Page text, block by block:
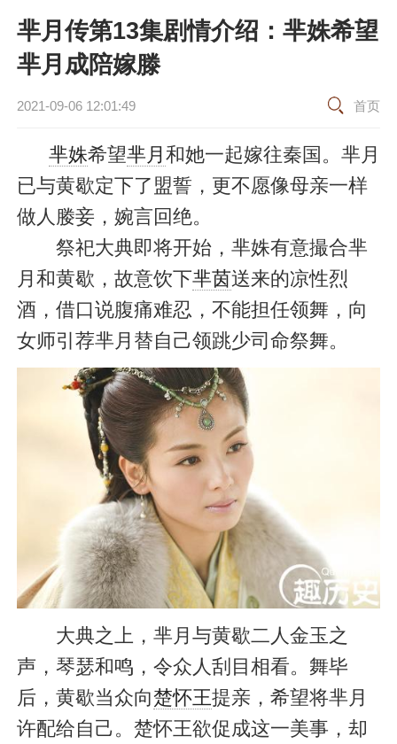
芈月传第13集剧情介绍：芈姝希望
芈月成陪嫁滕
2021-09-06 12:01:49 首页
芈姝希望芈月 和她一起嫁往秦国。芈月
已与黄歇定下了盟誓，更不愿像母亲一样
做人媵妾，婉言回绝。
祭祀大典即将开始，芈姝有意撮合芈
月和黄歇，故意饮下芈茵送来的凉性烈
酒，借口说腹痛难忍，不能担任领舞，向
女师引荐芈月替自己领跳少司命祭舞。
大典之上，芈月与黄歇二人金玉之
声，琴瑟和鸣，令众人刮目相看。舞毕
后，黄歇当众向楚怀王提亲，希望将芈月
许配给自己。楚怀王欲促成这一美事，却